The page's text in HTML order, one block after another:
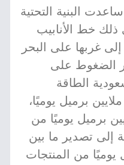
البنية التحتية
ذلك خط الأنابيب
غربها على البحر
الضغوط على
الطاقة
القصوى لهذا الخط إلى 7 ملايين برميل يوميًا،
تصدير نحو 5 ملايين برميل يوميًا من
إلى تصدير ما بين
برميل يوميًا من المنتجات